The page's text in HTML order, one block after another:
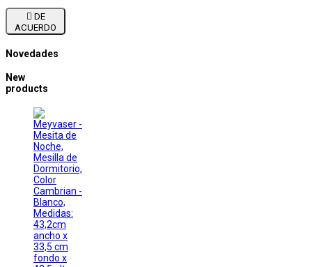

ACUERDO
Novedades
New
products